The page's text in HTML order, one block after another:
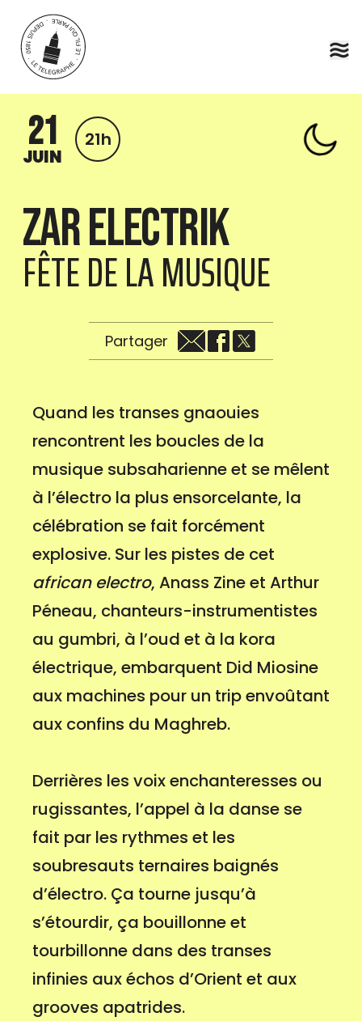
Aller au contenu principal
21
JUIN
21h
Zar Electrik
FÊTE DE LA MUSIQUE
Partager
Quand les transes gnaouies
rencontrent les boucles de la
musique subsaharienne et se mêlent
à l’électro la plus ensorcelante, la
célébration se fait forcément
explosive. Sur les pistes de cet
african electro, Anass Zine et Arthur
Péneau, chanteurs-instrumentistes
au gumbri, à l’oud et à la kora
électrique, embarquent Did Miosine
aux machines pour un trip envoûtant
aux confins du Maghreb.
Derrières les voix enchanteresses ou
rugissantes, l’appel à la danse se
fait par les rythmes et les
soubresauts ternaires baignés
d’électro. Ça tourne jusqu’à
s’étourdir, ça bouillonne et
tourbillonne dans des transes
infinies aux échos d’Orient et aux
grooves apatrides.